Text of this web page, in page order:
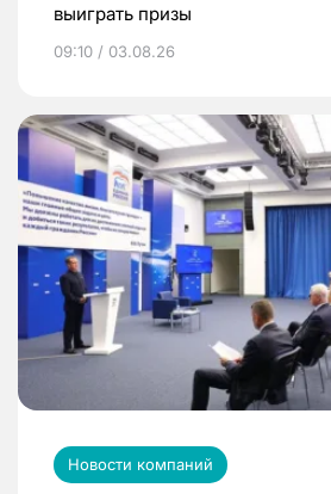
выиграть призы
09:10 / 03.08.26
Новости компаний